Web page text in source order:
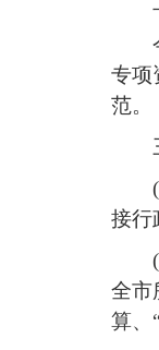
专项
范。
接行
全市
算、